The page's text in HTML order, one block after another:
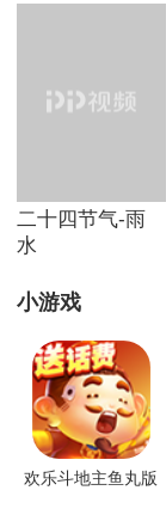
二十四节气-雨
水
小游戏
欢乐斗地主鱼丸版